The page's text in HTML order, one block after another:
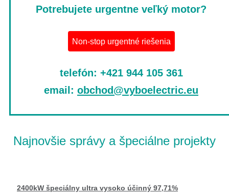
Potrebujete urgentne veľký motor?
Non-stop urgentné riešenia
telefón: +421 944 105 361
email: obchod@vyboelectric.eu
Najnovšie správy a špeciálne projekty
2400kW špeciálny ultra vysoko účinný 97,71%